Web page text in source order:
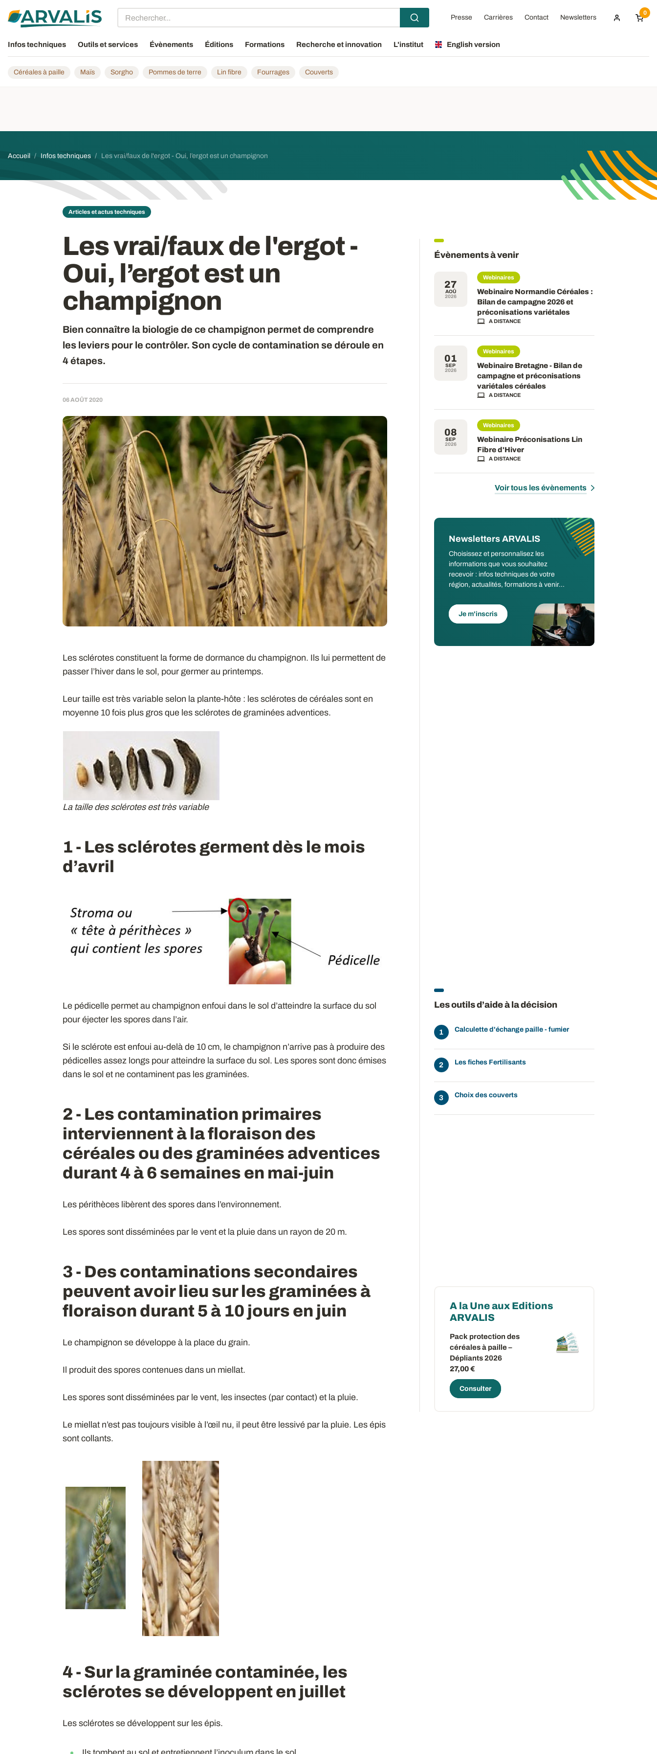
Presse Carrières Contact Newsletters
0
Infos techniques Outils et services Évènements Éditions Formations Recherche et innovation L'institut English version
Céréales à paille Maïs Sorgho Pommes de terre Lin fibre Fourrages Couverts
Fil d'Ariane
Accueil Infos techniques Les vrai/faux de l'ergot - Oui, l’ergot est un champignon
Articles et actus techniques
Les vrai/faux de l'ergot -
Oui, l’ergot est un
champignon
Bien connaître la biologie de ce champignon permet de comprendre
les leviers pour le contrôler. Son cycle de contamination se déroule en
4 étapes.
06 AOÛT 2020
Les sclérotes constituent la forme de dormance du champignon. Ils lui permettent de
passer l’hiver dans le sol, pour germer au printemps.
Leur taille est très variable selon la plante-hôte : les sclérotes de céréales sont en
moyenne 10 fois plus gros que les sclérotes de graminées adventices.
La taille des sclérotes est très variable
1 - Les sclérotes germent dès le mois
d’avril
Le pédicelle permet au champignon enfoui dans le sol d’atteindre la surface du sol
pour éjecter les spores dans l’air.
Si le sclérote est enfoui au-delà de 10 cm, le champignon n’arrive pas à produire des
pédicelles assez longs pour atteindre la surface du sol. Les spores sont donc émises
dans le sol et ne contaminent pas les graminées.
2 - Les contamination primaires
interviennent à la floraison des
céréales ou des graminées adventices
durant 4 à 6 semaines en mai-juin
Les périthèces libèrent des spores dans l’environnement.
Les spores sont disséminées par le vent et la pluie dans un rayon de 20 m.
3 - Des contaminations secondaires
peuvent avoir lieu sur les graminées à
floraison durant 5 à 10 jours en juin
Le champignon se développe à la place du grain.
Il produit des spores contenues dans un miellat.
Les spores sont disséminées par le vent, les insectes (par contact) et la pluie.
Le miellat n’est pas toujours visible à l’œil nu, il peut être lessivé par la pluie. Les épis
sont collants.
4 - Sur la graminée contaminée, les
sclérotes se développent en juillet
Les sclérotes se développent sur les épis.
Évènements à venir
27
AOÛ
2026
Webinaires
Webinaire Normandie Céréales :
Bilan de campagne 2026 et
préconisations variétales
A DISTANCE
01
SEP
2026
Webinaires
Webinaire Bretagne - Bilan de
campagne et préconisations
variétales céréales
A DISTANCE
08
SEP
2026
Webinaires
Webinaire Préconisations Lin
Fibre d'Hiver
A DISTANCE
Voir tous les évènements
Newsletters ARVALIS
Choisissez et personnalisez les
informations que vous souhaitez
recevoir : infos techniques de votre
région, actualités, formations à venir...
Je m'inscris
Les outils d’aide à la décision
Calculette d'échange paille - fumier
Les fiches Fertilisants
Choix des couverts
A la Une aux Editions
ARVALIS
Pack protection des
céréales à paille –
Dépliants 2026
27,00 €
Consulter